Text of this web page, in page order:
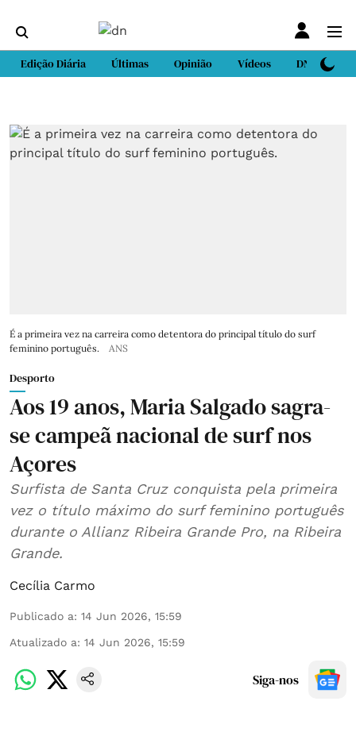
Edição Diária Últimas Opinião Vídeos DN Sport
É a primeira vez na carreira como detentora do principal título do surf
feminino português.
ANS
Desporto
Aos 19 anos, Maria Salgado sagra-
se campeã nacional de surf nos
Açores
Surfista de Santa Cruz conquista pela primeira
vez o título máximo do surf feminino português
durante o Allianz Ribeira Grande Pro, na Ribeira
Grande.
Cecília Carmo
Publicado a: 14 Jun 2026, 15:59
Atualizado a: 14 Jun 2026, 15:59
Siga-nos